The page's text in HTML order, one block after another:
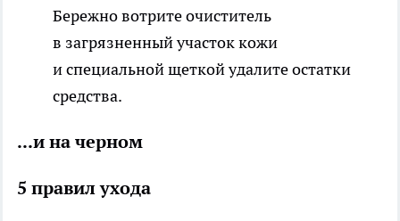
Бережно вотрите очиститель
в загрязненный участок кожи
и специальной щеткой удалите остатки
средства.
...и на черном
5 правил ухода